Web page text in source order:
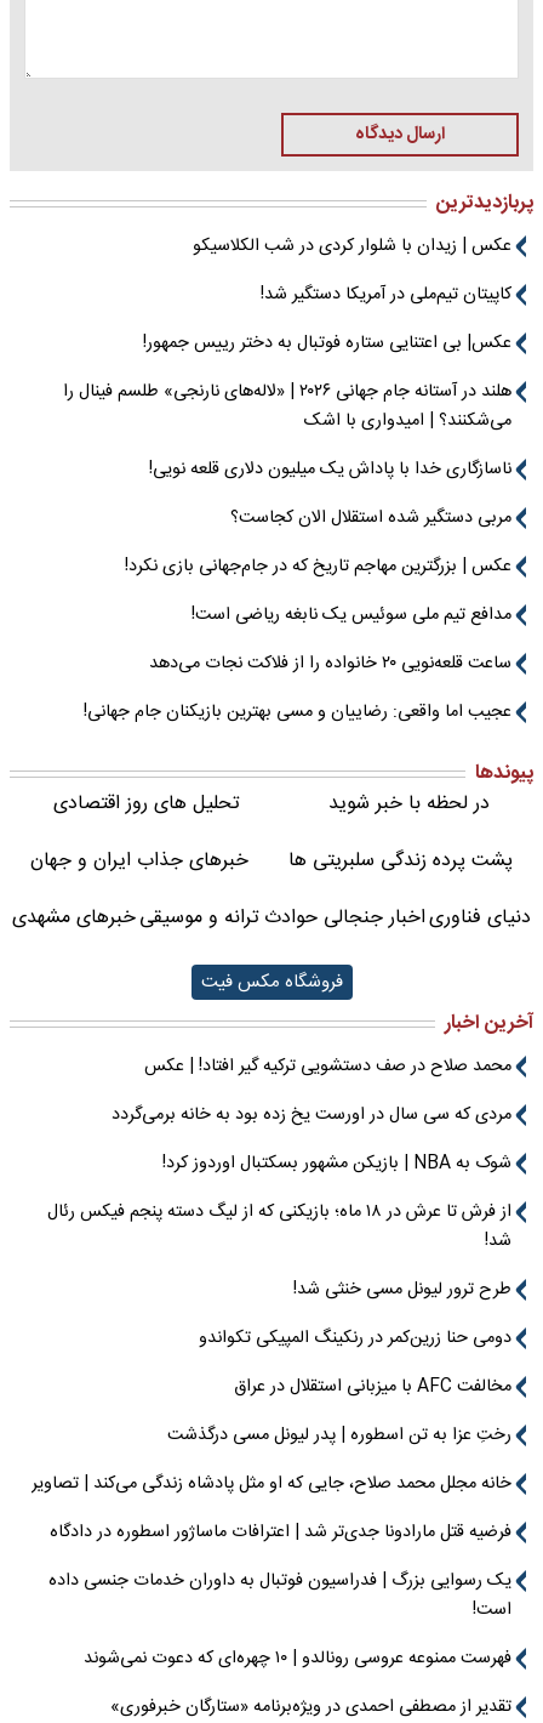
ارسال دیدگاه
پربازدیدترین
عکس | زیدان با شلوار کردی در شب الکلاسیکو
کاپیتان تیم‌ملی در آمریکا دستگیر شد!
عکس| بی اعتنایی ستاره فوتبال به دختر رییس جمهور!
هلند در آستانه جام جهانی ۲۰۲۶ | «لاله‌های نارنجی» طلسم فینال را
می‌شکنند؟ | امیدواری با اشک
ناسازگاری خدا با پاداش یک میلیون دلاری قلعه نویی!
مربی دستگیر شده استقلال الان کجاست؟
عکس | بزرگترین مهاجم تاریخ که در جام‌جهانی بازی نکرد!
مدافع تیم ملی سوئیس یک نابغه ریاضی است!
ساعت قلعه‌نویی ۲۰ خانواده را از فلاکت نجات می‌دهد
عجیب اما واقعی: رضاییان و مسی بهترین بازیکنان جام جهانی!
پیوندها
در لحظه با خبر شوید
تحلیل های روز اقتصادی
پشت پرده زندگی سلبریتی ها
خبرهای جذاب ایران و جهان
دنیای فناوریاخبار جنجالی حوادثترانه و موسیقیخبرهای مشهدی
فروشگاه مکس فیت
آخرین اخبار
محمد صلاح در صف دستشویی ترکیه گیر افتاد! | عکس
مردی که سی سال در اورست یخ زده بود به خانه برمی‌گردد
شوک به NBA | بازیکن مشهور بسکتبال اوردوز کرد!
از فرش تا عرش در ۱۸ ماه؛ بازیکنی که از لیگ دسته پنجم فیکس رئال
شد!
طرح ترور لیونل مسی خنثی شد!
دومی حنا زرین‌کمر در رنکینگ المپیکی تکواندو
مخالفت AFC با میزبانی استقلال در عراق
رختِ عزا به تن اسطوره | پدر لیونل مسی درگذشت
خانه مجلل محمد صلاح، جایی که او مثل پادشاه زندگی می‌کند | تصاویر
فرضیه قتل مارادونا جدی‌تر شد | اعترافات ماساژور اسطوره در دادگاه
یک رسوایی بزرگ | فدراسیون فوتبال به داوران خدمات جنسی داده
است!
فهرست ممنوعه عروسی رونالدو | ۱۰ چهره‌ای که دعوت نمی‌شوند
تقدیر از مصطفی احمدی در ویژه‌برنامه «ستارگان خبرفوری»